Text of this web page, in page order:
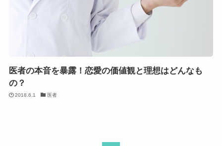
医者の本音を暴露！恋愛の価値観と理想はどんなも
の？
2018.6.1 医者